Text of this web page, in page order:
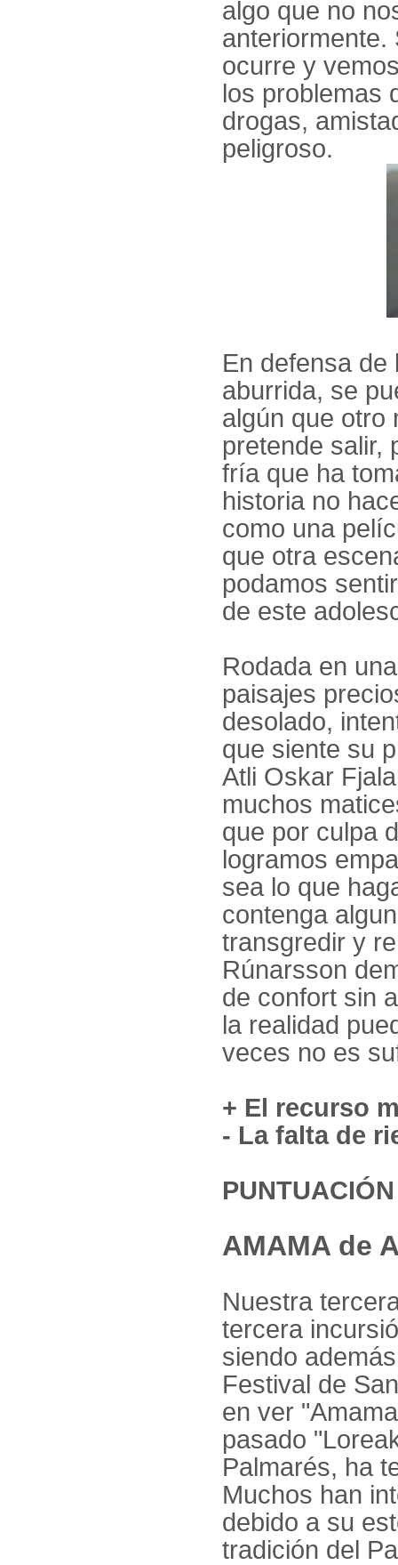
algo que no
anteriormente.
ocurre y
los problemas
drogas,
peligroso.
En defensa de
aburrida, se
algún que otro
pretende salir,
fría que ha
historia no
como una
que otra
podamos
de este
Rodada en
paisajes
desolado,
que siente su
Atli Oskar
muchos
que por culpa
logramos
sea lo que
contenga
transgredir y
Rúnarsson
de confort sin
la realidad
veces no es
+ El recurso
- La falta de
AMAMA de
Nuestra
tercera
siendo
Festival de
en ver
pasado
Palmarés, ha
Muchos han
debido a su
tradición del